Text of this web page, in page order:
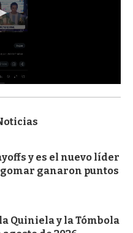
y es el nuevo líder
ganaron puntos
Quiniela y la Tómbola